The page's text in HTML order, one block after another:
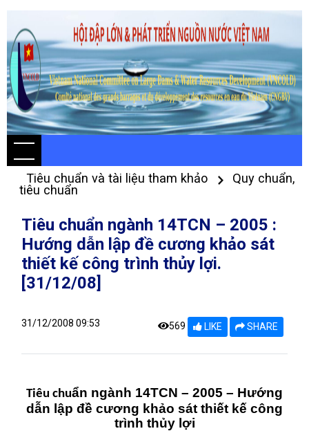
Tiêu chuẩn và tài liệu tham khảo
Quy chuẩn,
tiêu chuẩn
Tiêu chuẩn ngành 14TCN – 2005 :
Hướng dẫn lập đề cương khảo sát
thiết kế công trình thủy lợi.
[31/12/08]
31/12/2008 09:53 569 LIKE SHARE
Tiêu chuẩn ngành 14TCN – 2005 – Hướng
dẫn lập đề cương khảo sát thiết kế công
trình thủy lợi